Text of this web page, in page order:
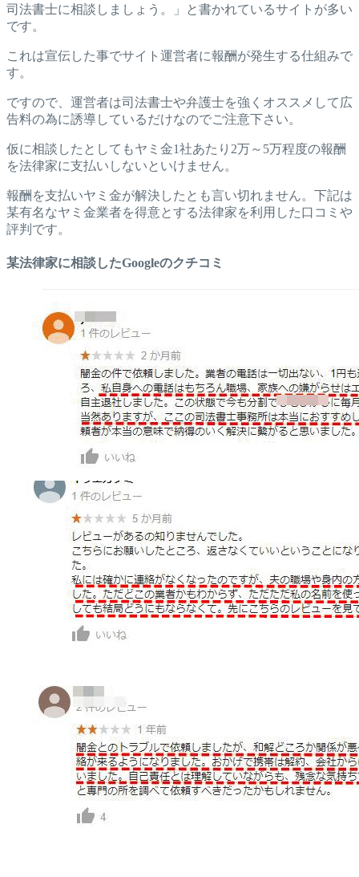
司法書士に相談しましょう。」と書かれているサイトが多い
です。
これは宣伝した事でサイト運営者に報酬が発生する仕組みで
す。
ですので、運営者は司法書士や弁護士を強くオススメして広
告料の為に誘導しているだけなのでご注意下さい。
仮に相談したとしてもヤミ金1社あたり2万～5万程度の報酬
を法律家に支払いしないといけません。
報酬を支払いヤミ金が解決したとも言い切れません。下記は
某有名なヤミ金業者を得意とする法律家を利用した口コミや
評判です。
某法律家に相談したGoogleのクチコミ